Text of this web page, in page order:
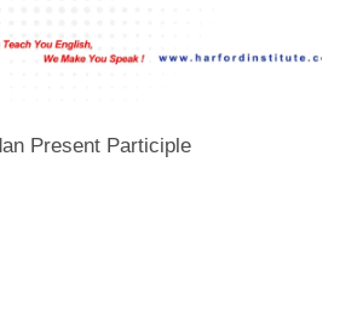
Present Participle